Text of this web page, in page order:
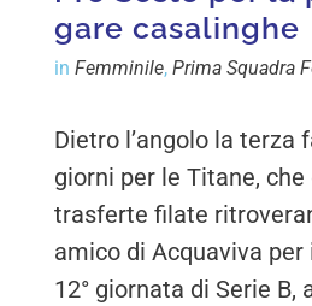
gare casalinghe
inFemminile,Prima Squadra
Dietro l’angolo la terza
giorni per le Titane, che
trasferte filate
amico di Acquaviva
12° giornata di Serie B,